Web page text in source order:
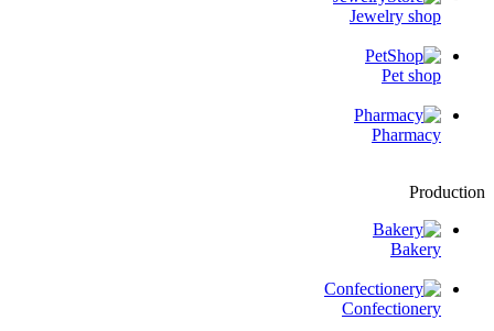
Jewelry shop
Pet shop
Pharmacy
Production
Bakery
Confectionery